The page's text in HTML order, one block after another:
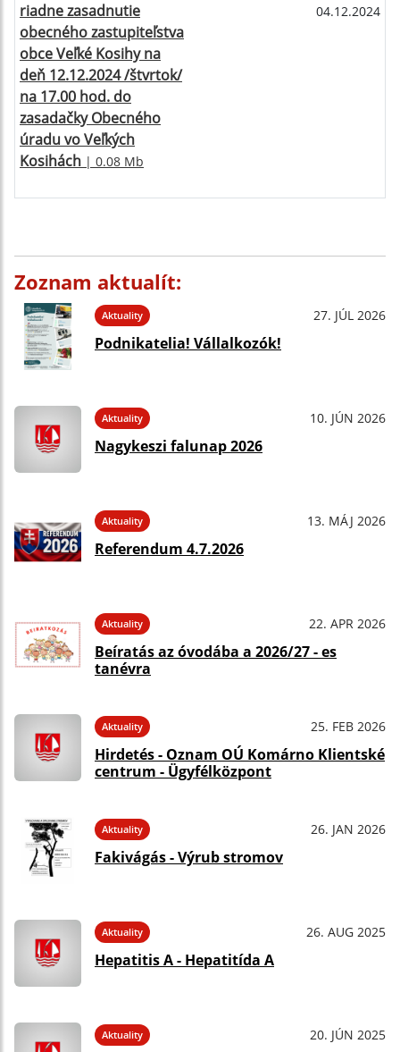
riadne zasadnutie
obecného zastupiteľstva
obce Veľké Kosihy na
deň 12.12.2024 /štvrtok/
na 17.00 hod. do
zasadačky Obecného
úradu vo Veľkých
Kosihách | 0.08 Mb
04.12.2024
Zoznam aktualít:
Aktuality 27. JÚL 2026
Podnikatelia! Vállalkozók!
Aktuality 10. JÚN 2026
Nagykeszi falunap 2026
Aktuality 13. MÁJ 2026
Referendum 4.7.2026
Aktuality 22. APR 2026
Beíratás az óvodába a 2026/27 - es
tanévra
Aktuality 25. FEB 2026
Hirdetés - Oznam OÚ Komárno Klientské
centrum - Ügyfélközpont
Aktuality 26. JAN 2026
Fakivágás - Výrub stromov
Aktuality 26. AUG 2025
Hepatitis A - Hepatitída A
Aktuality 20. JÚN 2025